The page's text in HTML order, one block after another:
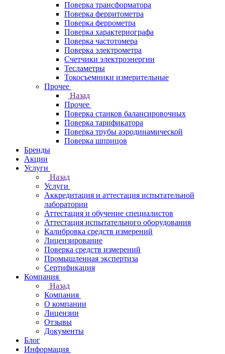
Поверка трансформатора
Поверка ферритометра
Поверка феррометра
Поверка характериографа
Поверка частотомера
Поверка электрометра
Счетчики электроэнергии
Тесламетры
Токосъемники измерительные
Прочее
Назад
Прочее
Поверка станков балансировочных
Поверка тарификатора
Поверка трубы аэродинамической
Поверка шприцов
Бренды
Акции
Услуги
Назад
Услуги
Аккредитация и аттестация испытательной
лаборатории
Аттестация и обучение специалистов
Аттестация испытательного оборудования
Калибровка средств измерений
Лицензирование
Поверка средств измерений
Промышленная экспертиза
Сертификация
Компания
Назад
Компания
О компании
Лицензии
Отзывы
Документы
Блог
Информация